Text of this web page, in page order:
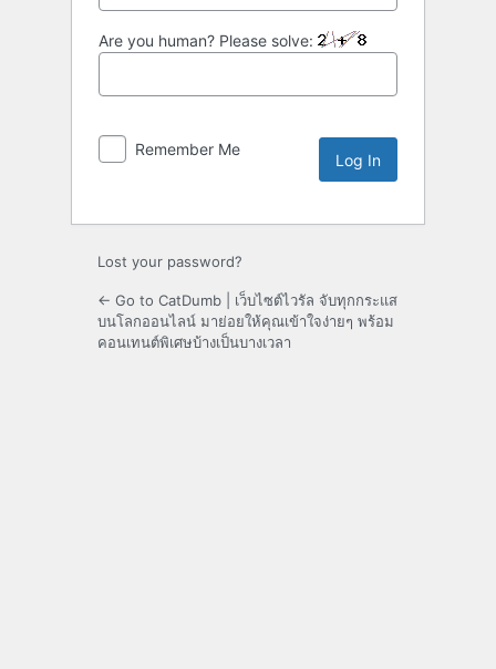
Are you human? Please solve:
Remember Me
Lost your password?
← Go to CatDumb | เว็บไซต์ไวรัล จับทุกกระแส
บนโลกออนไลน์ มาย่อยให้คุณเข้าใจง่ายๆ พร้อม
คอนเทนต์พิเศษบ้างเป็นบางเวลา